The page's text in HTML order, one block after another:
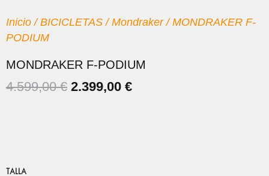
Inicio /BICICLETAS /Mondraker/ MONDRAKER F-
PODIUM
MONDRAKER F-PODIUM
4.599,00€ EL
2.399,00 €EL
TALLA
MONDRAKER